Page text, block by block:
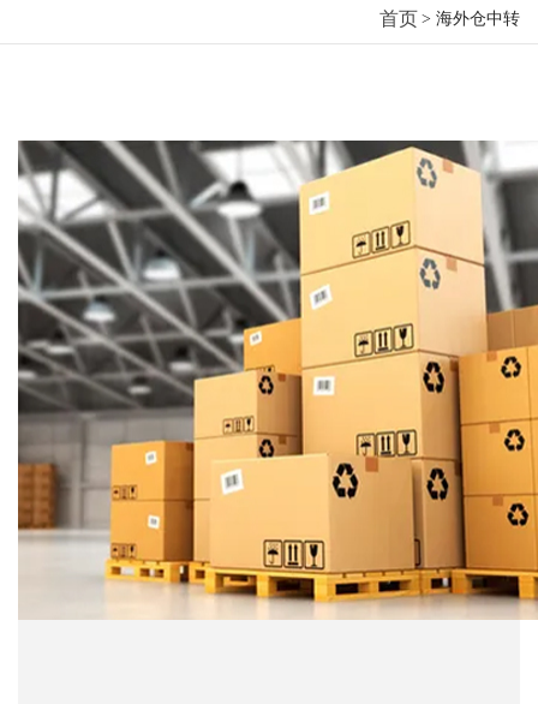
首页 > 海外仓中转